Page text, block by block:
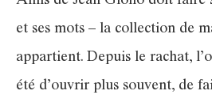
et ses mots – la collection de
appartient. Depuis le rachat,
été d’ouvrir plus souvent, de